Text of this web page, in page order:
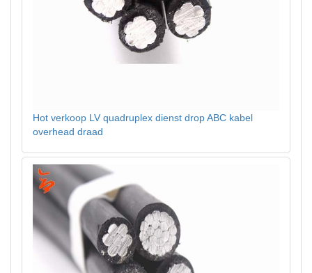
Hot verkoop LV quadruplex dienst drop ABC kabel
overhead draad